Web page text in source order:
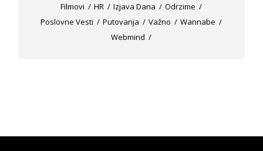
Filmovi
HR Izjava Dana
Odrzime
Poslovne Vesti
Putovanja Važno
Wannabe
Webmind